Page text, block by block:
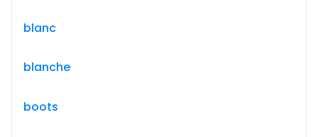
blanc
blanche
boots